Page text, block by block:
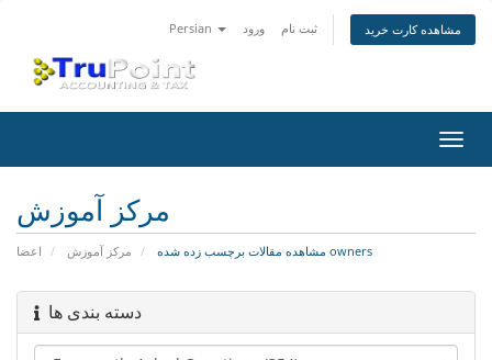
Persian ورود ثبت نام مشاهده کارت خرید
تغییر
مرکز آموزش
اعضا مرکز آموزش مشاهده مقالات برچسب زده شده owners
دسته بندی ها